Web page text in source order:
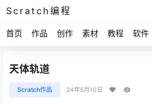
Scratch编程
首页 作品 创作 素材 教程 软件
天体轨道
Scratch作品 24年5月10日